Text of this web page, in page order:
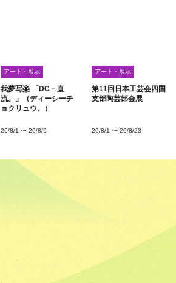
アート・展示
我夢写楽 「DC－直
流。」（ディーシーチ
ョクリュウ。）
26/8/1 〜 26/8/9
アート・展示
第11回日本工芸会四国
支部陶芸部会展
26/8/1 〜 26/8/23